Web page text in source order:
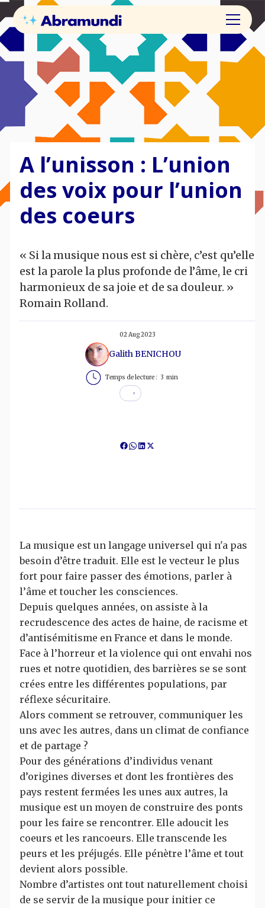
A l’unisson : L’union
des voix pour l’union
des coeurs
« Si la musique nous est si chère, c’est qu’elle
est la parole la plus profonde de l’âme, le cri
harmonieux de sa joie et de sa douleur. »
Romain Rolland.
02 Aug 2023
Galith BENICHOU
Temps de lecture : 3 min
La musique est un langage universel qui n'a pas
besoin d’être traduit. Elle est le vecteur le plus
fort pour faire passer des émotions, parler à
l’âme et toucher les consciences.
Depuis quelques années, on assiste à la
recrudescence des actes de haine, de racisme et
d’antisémitisme en France et dans le monde.
Face à l’horreur et la violence qui ont envahi nos
rues et notre quotidien, des barrières se se sont
crées entre les différentes populations, par
réflexe sécuritaire.
Alors comment se retrouver, communiquer les
uns avec les autres, dans un climat de confiance
et de partage ?
Pour des générations d’individus venant
d’origines diverses et dont les frontières des
pays restent fermées les unes aux autres, la
musique est un moyen de construire des ponts
pour les faire se rencontrer. Elle adoucit les
coeurs et les rancoeurs. Elle transcende les
peurs et les préjugés. Elle pénètre l’âme et tout
devient alors possible.
Nombre d’artistes ont tout naturellement choisi
de se servir de la musique pour initier ce